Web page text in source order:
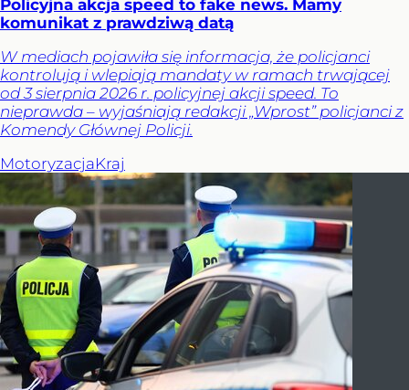
Policyjna akcja speed to fake news. Mamy
komunikat z prawdziwą datą
W mediach pojawiła się informacja, że policjanci
kontrolują i wlepiają mandaty w ramach trwającej
od 3 sierpnia 2026 r. policyjnej akcji speed. To
nieprawda – wyjaśniają redakcji „Wprost” policjanci z
Komendy Głównej Policji.
MotoryzacjaKraj